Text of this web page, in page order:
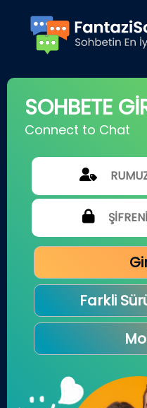
SOHBETE
Connect to Chat
Farkli